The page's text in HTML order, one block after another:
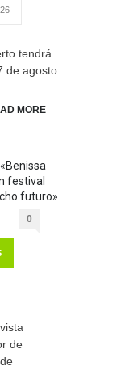
tendrá
de agosto
MORE
festival
futuro»
0
de